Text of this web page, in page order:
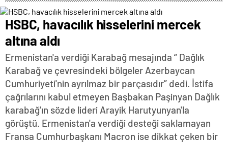
HSBC, havacılık hisselerini mercek
altına aldı
Ermenistan'a verdiği Karabağ mesajında “ Dağlık
Karabağ ve çevresindeki bölgeler Azerbaycan
Cumhuriyeti'nin ayrılmaz bir parçasıdır” dedi. İstifa
çağrılarını kabul etmeyen Başbakan Paşinyan Dağlık
karabağ'ın sözde lideri Arayik Harutyunyan'la
görüştü. Ermenistan'a verdiği desteği saklamayan
Fransa Cumhurbaşkanı Macron ise dikkat çeken bir